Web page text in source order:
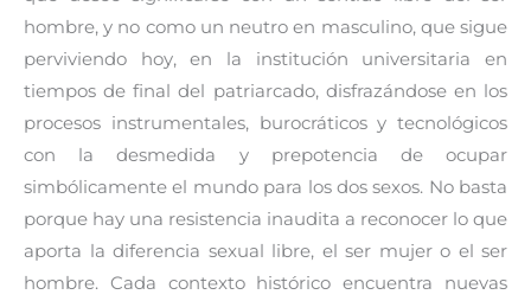
hombre, y no como un neutro en masculino, que sigue
perviviendo hoy, en la institución universitaria en
tiempos de final del patriarcado, disfrazándose en los
procesos instrumentales, burocráticos y tecnológicos
con la desmedida y prepotencia de ocupar
simbólicamente el mundo para los dos sexos. No basta
porque hay una resistencia inaudita a reconocer lo que
aporta la diferencia sexual libre, el ser mujer o el ser
hombre. Cada contexto histórico encuentra nuevas